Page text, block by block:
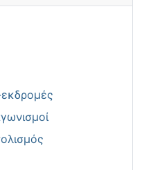
εκδρομές